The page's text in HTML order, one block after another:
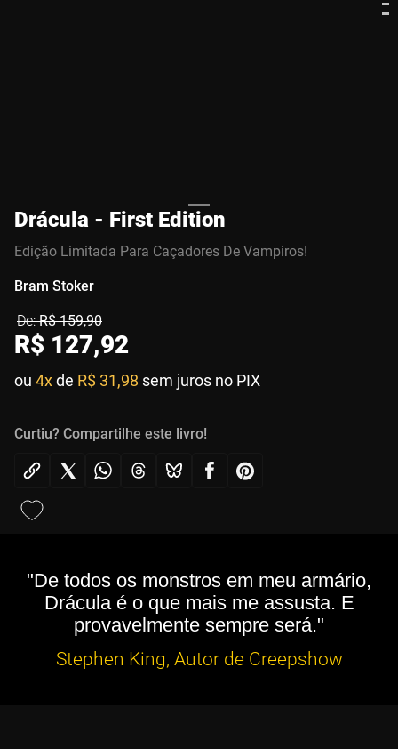
Drácula - First Edition
Edição Limitada Para Caçadores De Vampiros!
Bram Stoker
R$ 159,90
R$ 127,92
ou 4xde R$ 31,98 sem juros no PIX
Curtiu? Compartilhe este livro!
"De todos os monstros em meu armário,
Drácula é o que mais me assusta. E
provavelmente sempre será."
Stephen King, Autor de Creepshow